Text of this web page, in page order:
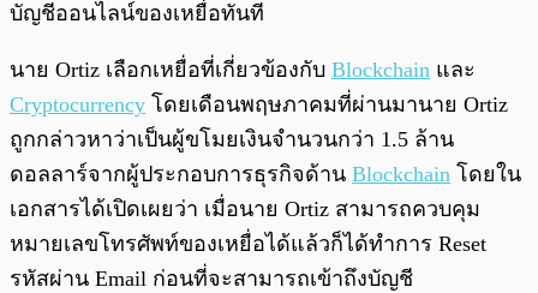
บัญชีออนไลน์ของเหยื่อทันที
นาย Ortiz เลือกเหยื่อที่เกี่ยวข้องกับ Blockchain และ
Cryptocurrency โดยเดือนพฤษภาคมที่ผ่านมานาย Ortiz
ถูกกล่าวหาว่าเป็นผู้ขโมยเงินจำนวนกว่า 1.5 ล้าน
ดอลลาร์จากผู้ประกอบการธุรกิจด้าน Blockchain โดยใน
เอกสารได้เปิดเผยว่า เมื่อนาย Ortiz สามารถควบคุม
หมายเลขโทรศัพท์ของเหยื่อได้แล้วก็ได้ทำการ Reset
รหัสผ่าน Email ก่อนที่จะสามารถเข้าถึงบัญชี